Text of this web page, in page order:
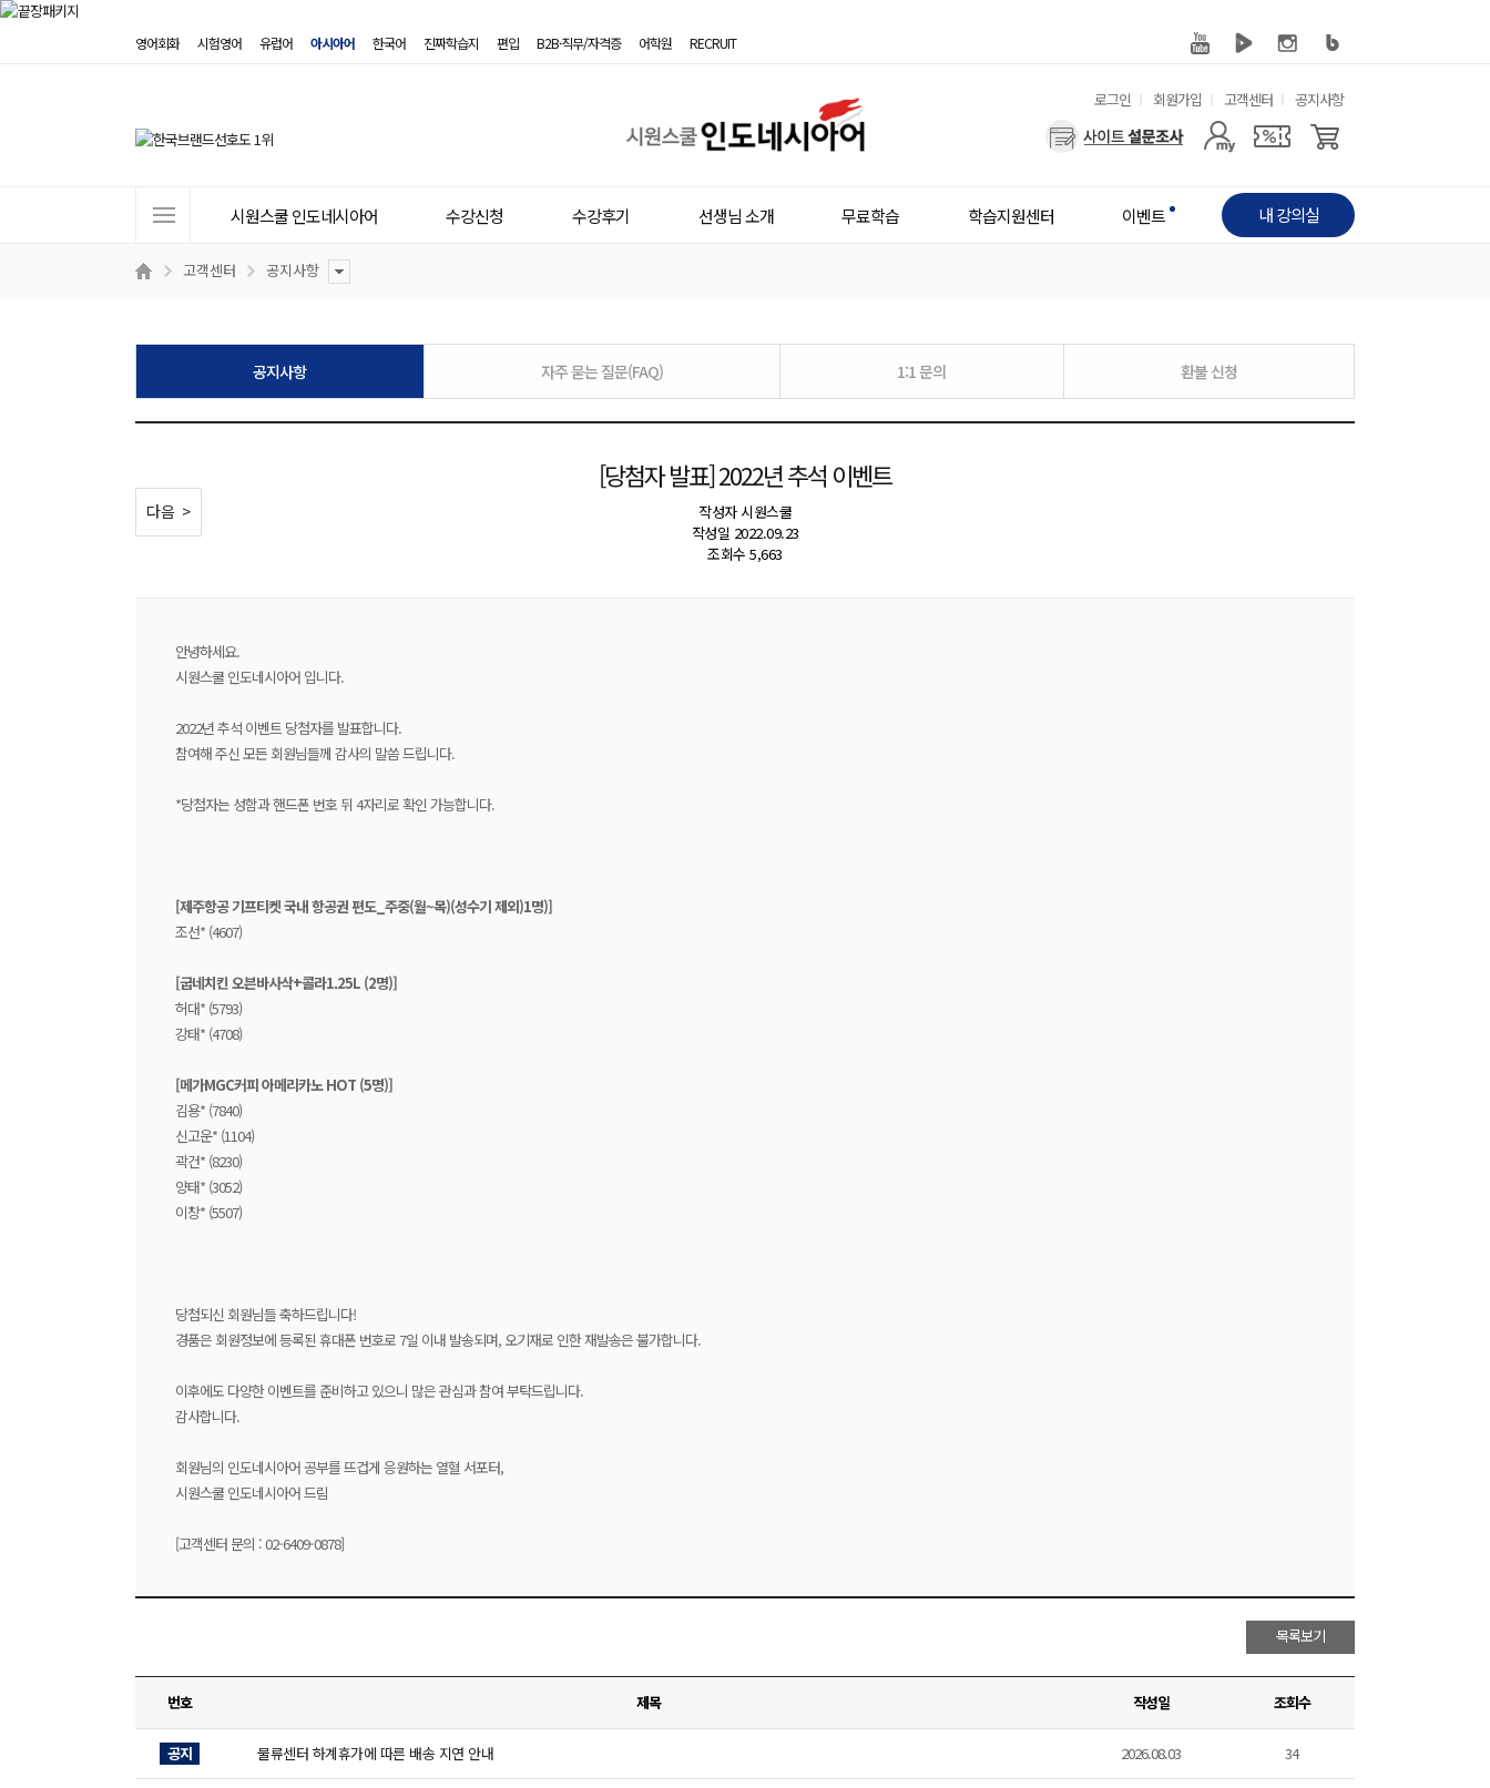
영어회화 시험영어 유럽어 아시아어 한국어 진짜학습지 편입 B2B·직무/자격증 어학원 RECRUIT
원
스
네
시
아
어
유
용
로그인 회원가입 고객센터 공지사항
사
메
트
시원스쿨 인도네시아어 수강신청 수강후기 선생님 소개 무료학습 학습지원센터 이벤트 내 강의실
고객센터 공지사항
공지사항 자주 묻는 질문(FAQ) 1:1 문의 환불 신청
[당첨자 발표] 2022년 추석 이벤트
작성자시원스쿨
작성일 2022.09.23
조회수 5,663
< 이전
다음 >
안녕하세요.
시원스쿨 인도네시아어 입니다.
2022년 추석 이벤트 당첨자를 발표합니다.
참여해 주신 모든 회원님들께 감사의 말씀 드립니다.
*당첨자는 성함과 핸드폰 번호 뒤 4자리로 확인 가능합니다.
[제주항공 기프티켓 국내 항공권 편도_주중(월~목)(성수기 제외)1명)]
조선* (4607)
[굽네치킨 오븐바사삭+콜라1.25L (2명)]
허대* (5793)
강태* (4708)
[메가MGC커피 아메리카노 HOT (5명)]
김용* (7840)
신고운* (1104)
곽건* (8230)
양태* (3052)
이창* (5507)
당첨되신 회원님들 축하드립니다!
경품은 회원정보에 등록된 휴대폰 번호로 7일 이내 발송되며, 오기재로 인한 재발송은 불가합니다.
이후에도 다양한 이벤트를 준비하고 있으니 많은 관심과 참여 부탁드립니다.
감사합니다.
회원님의 인도네시아어 공부를 뜨겁게 응원하는 열혈 서포터,
시원스쿨 인도네시아어 드림
[고객센터 문의 : 02-6409-0878]
목록보기
번호 제목 작성일 조회수
공지 물류센터 하계휴가에 따른 배송 지연 안내 2026.08.03 34